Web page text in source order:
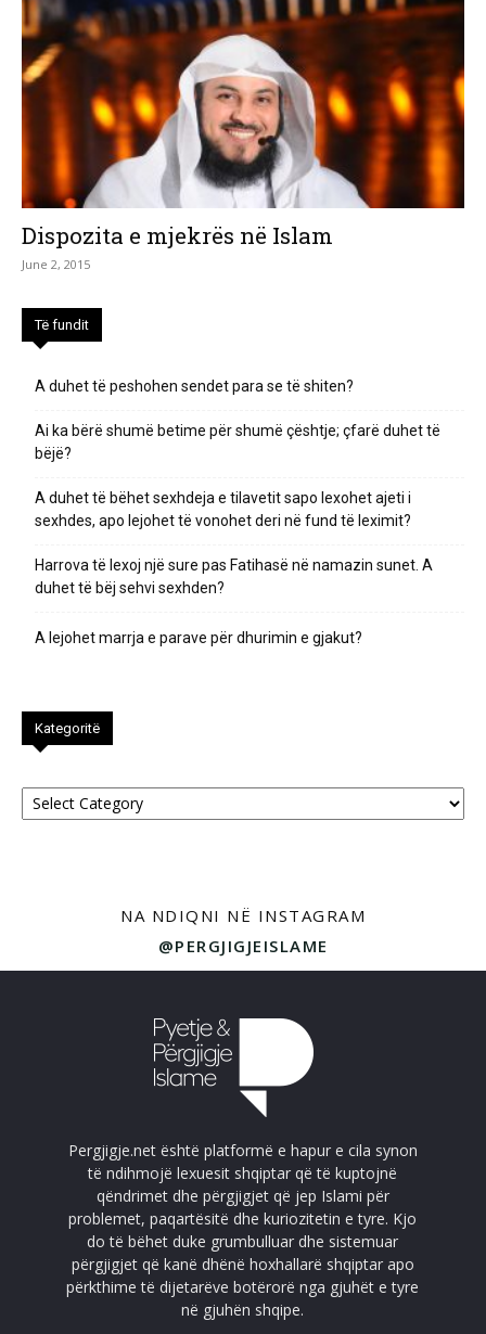
Dispozita e mjekrës në Islam
June 2, 2015
Të fundit
A duhet të peshohen sendet para se të shiten?
Ai ka bërë shumë betime për shumë çështje; çfarë duhet të
bëjë?
A duhet të bëhet sexhdeja e tilavetit sapo lexohet ajeti i
sexhdes, apo lejohet të vonohet deri në fund të leximit?
Harrova të lexoj një sure pas Fatihasë në namazin sunet. A
duhet të bëj sehvi sexhden?
A lejohet marrja e parave për dhurimin e gjakut?
Kategoritë
Kategoritë
NA NDIQNI NË INSTAGRAM
@PERGJIGJEISLAME
Pergjigje.net është platformë e hapur e cila synon
të ndihmojë lexuesit shqiptar që të kuptojnë
qëndrimet dhe përgjigjet që jep Islami për
problemet, paqartësitë dhe kuriozitetin e tyre. Kjo
do të bëhet duke grumbulluar dhe sistemuar
përgjigjet që kanë dhënë hoxhallarë shqiptar apo
përkthime të dijetarëve botërorë nga gjuhët e tyre
në gjuhën shqipe.